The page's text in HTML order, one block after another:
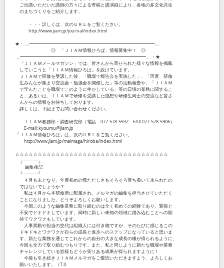
ご出講いただいた講師の方々による寄稿と講演録により、各地の多文化共生
のまちづくりをご紹介します。
・・・詳しくは、次のＵＲＬをご覧ください。
http://www.jiam.jp/journal/index.html
★・‥...━━━━━━━━━━━━━━━━━━━━━━━━━━━━...‥
◎ 「ＪＩＡＭ情報ひろば」情報募集中！ ◎
‥...━━━━━━━━━━━━━━━━━━━━━━━━━━━━...‥・★
「ＪＩＡＭメールマガジン」では、皆さんから寄せられた様々な情報を掲載
していこうと「ＪＩＡＭ情報ひろば」を設けています。
ＪＩＡＭで研修を受講した後、「職場で報告会を実施した」、「再度、研修
生みんなが集まり交流会・勉強会を開催した」等の活動報告や、「ＪＩＡＭ
で学んだことを職場でこのように生かしている」等の日頃の業務に関するこ
と、あるいは、ＪＩＡＭで研修を受講した感想や研修生同士の交流など皆さ
んからの情報をお待ちしております。
詳しくは、下記までお問い合わせください。
ＪＩＡＭ教務部・調査研究部（電話 077-578-5932 FAX 077-578-5906）
E-mail: kyoumu@jiam.jp
「ＪＩＡＭ情報ひろば」は、次のＵＲＬをご覧ください。
http://www.jiam.jp/melmaga/hiroba/index.html
☆☆☆☆☆☆☆☆☆☆☆☆☆☆☆☆☆☆☆☆☆☆☆☆☆☆☆☆☆☆☆☆☆☆
┌─────┐
編集後記
└─────┘
４月も末となり、年度初めの慌ただしさもそろそろ落ち着いて来られたの
ではないでしょうか？
私は４月から本研修所に配属され、メルマガの編集を担当させていただく
ことになりました。どうぞよろしくお願いします。
今回このような編集業務に取り組むのは全く初めての経験であり、緊張と
不安でドキドキしています。同時に新しい未知の領域に踏み込むことへの期
待でワクワクもしています。
人事異動や担当の交代は組織人には付き物ですが、そのたびに感じるこの
ドキドキとワクワクが自らの成長と進歩へのステップになっていると思いま
す。新たな業務を通じてこれからの自分の大きな成長の糧が得られるように、
今回も全力で取り組むつもりです。また、私と同じように新たな職場や業務
チャレンジしている皆様もどうか実りある成果が得られますように！
今後も引き続きＪＩＡＭメルマガをご愛読いただきますよう、よろしくお
願いいたします。（T.I)